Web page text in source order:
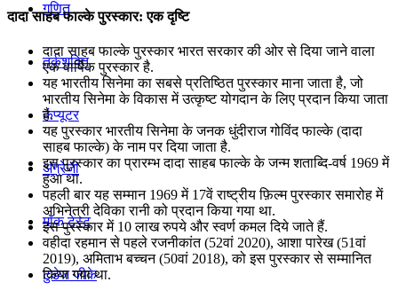
गणित
तर्कशक्ति
कंप्यूटर
अंग्रेजी
मॉक टेस्ट
टुडेज जीके
दादा साहब फाल्‍के पुरस्‍कार: एक दृष्टि
दादा साहब फाल्के पुरस्कार भारत सरकार की ओर से दिया जाने वाला
एक वार्षिक पुरस्कार है.
यह भारतीय सिनेमा का सबसे प्रतिष्ठित पुरस्कार माना जाता है, जो
भारतीय सिनेमा के विकास में उत्‍कृष्‍ट योगदान के लिए प्रदान किया जाता
है.
यह पुरस्कार भारतीय सिनेमा के जनक धुंदीराज गोविंद फाल्‍के (दादा
साहब फाल्के) के नाम पर दिया जाता है.
इस पुरस्कार का प्रारम्भ दादा साहब फाल्के के जन्म शताब्दि-वर्ष 1969 में
हुआ था.
पहली बार यह सम्मान 1969 में 17वें राष्ट्रीय फ़िल्म पुरस्कार समारोह में
अभिनेत्री देविका रानी को प्रदान किया गया था.
इस पुरस्कार में 10 लाख रुपये और स्वर्ण कमल दिये जाते हैं.
वहीदा रहमान से पहले रजनीकांत (52वां 2020), आशा पारेख (51वां
2019), अमिताभ बच्चन (50वां 2018), को इस पुरस्कार से सम्मानित
किया गया था.